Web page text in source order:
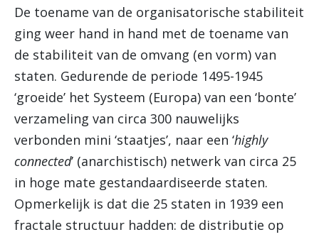
De toename van de organisatorische stabiliteit
ging weer hand in hand met de toename van
de stabiliteit van de omvang (en vorm) van
staten. Gedurende de periode 1495-1945
‘groeide’ het Systeem (Europa) van een ‘bonte’
verzameling van circa 300 nauwelijks
verbonden mini ‘staatjes’, naar een ‘highly
connected’ (anarchistisch) netwerk van circa 25
in hoge mate gestandaardiseerde staten.
Opmerkelijk is dat die 25 staten in 1939 een
fractale structuur hadden: de distributie op